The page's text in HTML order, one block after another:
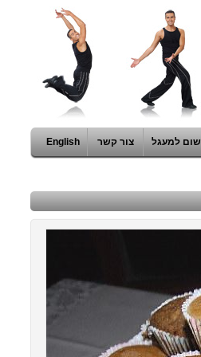
למעגל צור קשר English